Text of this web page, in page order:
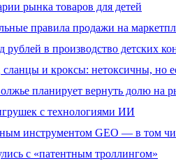
рынка товаров для детей
правила продажи на
в производство детских
сланцы и кроксы: нетоксичны, но
планирует вернуть долю на
с технологиями ИИ
инструментом GEO — в том
с «патентным троллингом»